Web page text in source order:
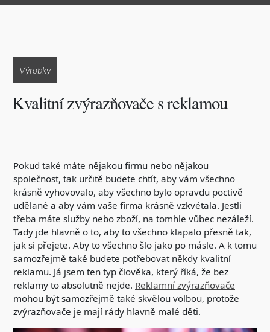
Výrobky
Kvalitní zvýrazňovače s reklamou
Pokud také máte nějakou firmu nebo nějakou
společnost, tak určitě budete chtít, aby vám všechno
krásně vyhovovalo, aby všechno bylo opravdu poctivě
udělané a aby vám vaše firma krásně vzkvétala. Jestli
třeba máte služby nebo zboží, na tomhle vůbec nezáleží.
Tady jde hlavně o to, aby to všechno klapalo přesně tak,
jak si přejete. Aby to všechno šlo jako po másle. A k tomu
samozřejmě také budete potřebovat někdy kvalitní
reklamu. Já jsem ten typ člověka, který říká, že bez
reklamy to absolutně nejde. Reklamní zvýrazňovače
mohou být samozřejmě také skvělou volbou, protože
zvýrazňovače je mají rády hlavně malé děti.